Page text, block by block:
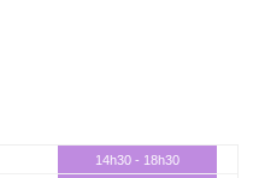
14h30 - 18h30